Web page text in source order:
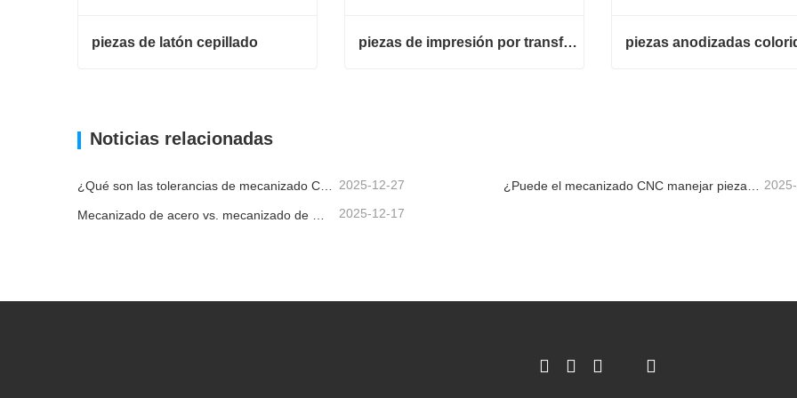
piezas de latón cepillado piezas de impresión por transferencia de agua piezas anodizadas
Noticias relacionadas
¿Qué son las tolerancias de mecanizado CNC y por qué son importantes? 2025-12-27 ¿Puede el mecanizado CNC manejar piezas metálicas personalizadas?
2025-12-17